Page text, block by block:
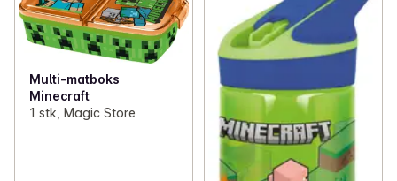
✓ Grøt og barnemat (18)
Multi-matboks
Minecraft
1 stk, Magic Store